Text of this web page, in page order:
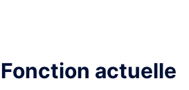
Fonction actuelle